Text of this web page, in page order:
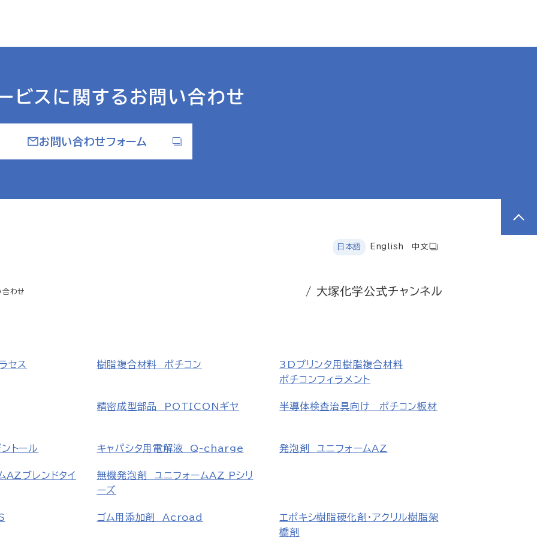
ビスに関する お問い合わせ
お問い合わせフォーム
日本語 English 中文
合わせ / 大塚化学公式チャンネル
セス 樹脂複合材料 ポチコン
3Dプリンタ用樹脂複合材料
ポチコンフィラメント
精密成型部品 POTICONギヤ 半導体検査治具向け ポチコン板材
トール キャパシタ用電解液 Q-charge 発泡剤 ユニフォームAZ
AZブレンドタイ
無機発泡剤 ユニフォームAZ Pシリ
ーズ
ゴム用添加剤 Acroad
エポキシ樹脂硬化剤・アクリル樹脂架
橋剤